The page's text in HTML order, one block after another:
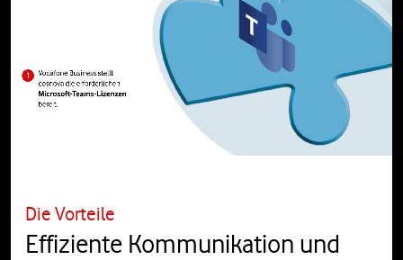
Die Vorteile
Effiziente Kommunikation und